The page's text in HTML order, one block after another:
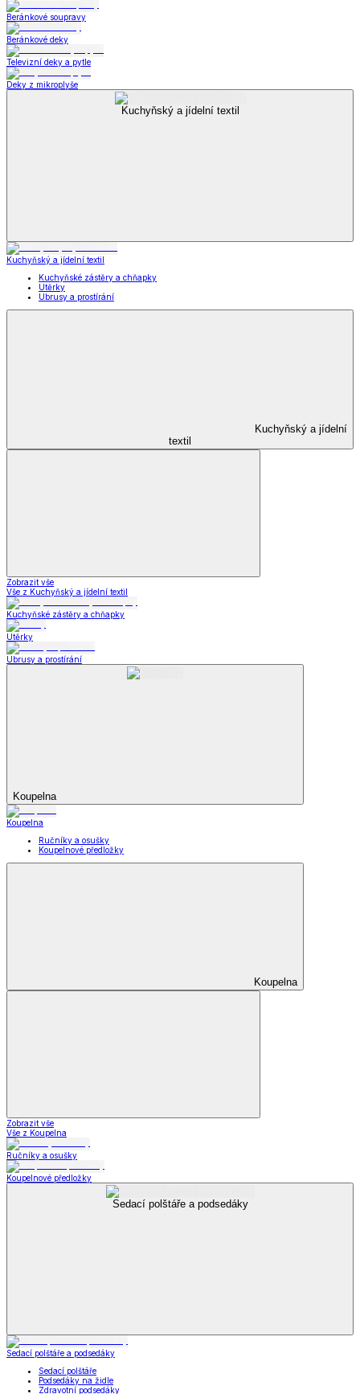
Beránkové soupravy
Beránkové deky
Televizní deky a pytle
Deky z mikroplyše
Kuchyňský a jídelní textil
Kuchyňský a jídelní textil
Kuchyňské zástěry a chňapky
Utěrky
Ubrusy a prostírání
Kuchyňský a jídelní
textil
Zobrazit vše
Vše z Kuchyňský a jídelní textil
Kuchyňské zástěry a chňapky
Utěrky
Ubrusy a prostírání
Koupelna
Koupelna
Ručníky a osušky
Koupelnové předložky
Koupelna
Zobrazit vše
Vše z Koupelna
Ručníky a osušky
Koupelnové předložky
Sedací polštáře a podsedáky
Sedací polštáře a podsedáky
Sedací polštáře
Podsedáky na židle
Zdravotní podsedáky